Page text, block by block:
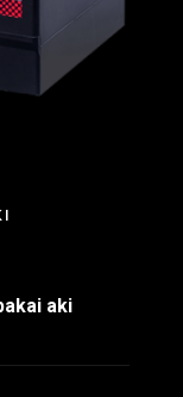
aki